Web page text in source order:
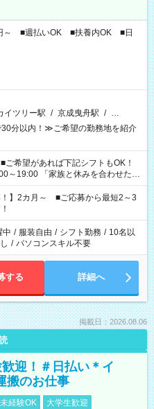
～ ■週払いOK ■扶養内OK ■日
イツリー駅 / 京成曳舟駅 / …
分以内！≫ご希望の勤務地を紹介
休みを合わせた
備がしたい」 「できれば残業はし
ださいね。 ※Wワーク希望
する勤務時間と、もう1つのお仕事
間を超える場合は応募できません。
！】2カ月～ ■ご応募から最短2～3
中 / 服装自由 / シフト勤務 / 10名以
/ パソコンスキル不要
する 詳細へ
掲載日：2026.08.06
迎！＃日払い＊イ
搬のお仕事
経験OK
大学生歓迎